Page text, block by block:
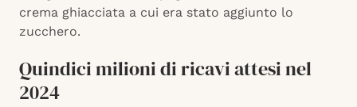
crema ghiacciata a cui era stato aggiunto lo
zucchero.
Quindici milioni di ricavi attesi nel
2024